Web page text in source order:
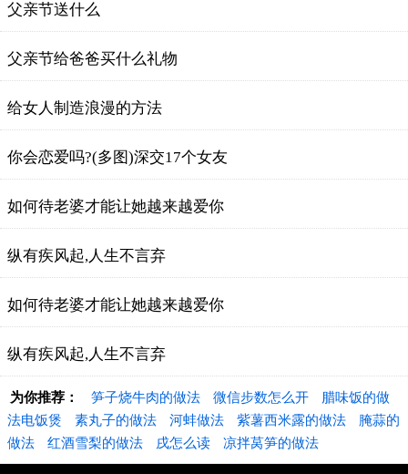
父亲节送什么
父亲节给爸爸买什么礼物
给女人制造浪漫的方法
你会恋爱吗?(多图)深交17个女友
如何待老婆才能让她越来越爱你
纵有疾风起,人生不言弃
如何待老婆才能让她越来越爱你
纵有疾风起,人生不言弃
为你推荐： 笋子烧牛肉的做法 微信步数怎么开
腊味饭的做
法电饭煲
素丸子的做法 河蚌做法 紫薯西米露的做法
腌蒜的
做法
红酒雪梨的做法 戌怎么读 凉拌莴笋的做法